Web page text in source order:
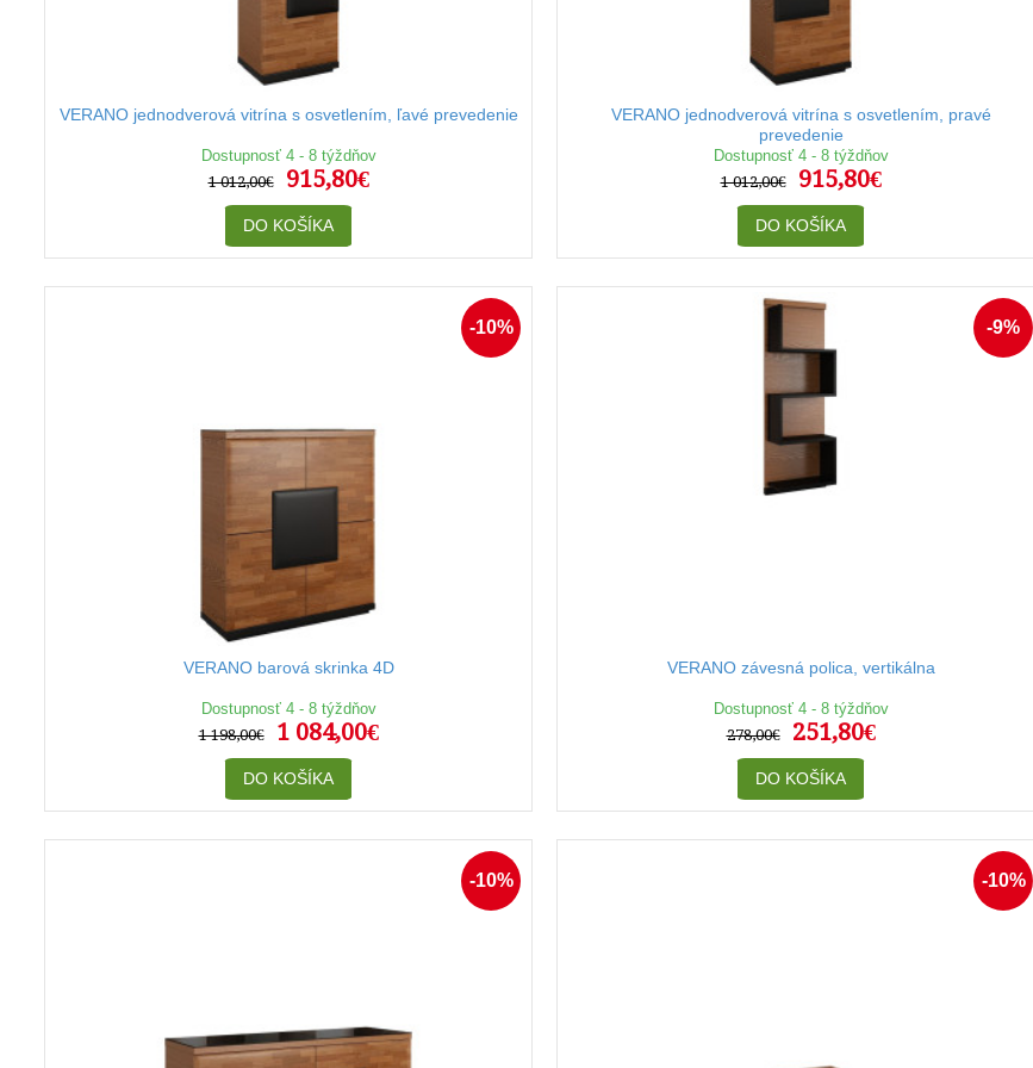
VERANO jednodverová vitrína s osvetlením, ľavé prevedenie
Dostupnosť 4 - 8 týždňov
1 012,00€
915,80€
DO KOŠÍKA
VERANO jednodverová vitrína s osvetlením, pravé
prevedenie
Dostupnosť 4 - 8 týždňov
1 012,00€
915,80€
DO KOŠÍKA
-10%
VERANO barová skrinka 4D
Dostupnosť 4 - 8 týždňov
1 198,00€
1 084,00€
DO KOŠÍKA
-9%
VERANO závesná polica, vertikálna
Dostupnosť 4 - 8 týždňov
278,00€
251,80€
DO KOŠÍKA
-10% -10%